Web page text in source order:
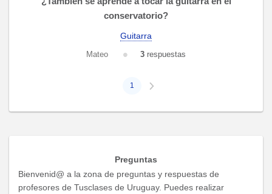
conservatorio?
Guitarra
Mateo 3 respuestas
1
Preguntas
Bienvenid@ a la zona de preguntas y respuestas de
profesores de Tusclases de Uruguay. Puedes realizar